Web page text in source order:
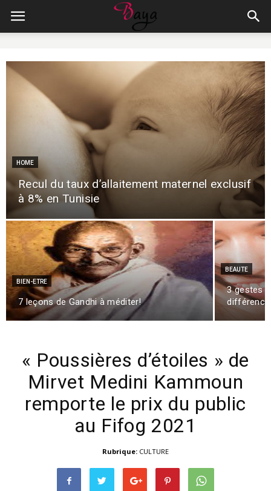
HOME
Recul du taux d’allaitement maternel exclusif
à 8% en Tunisie
BIEN-ETRE
7 leçons de Gandhi à méditer!
BEAUTE
3 gestes
différence
« Poussières d’étoiles » de
Mirvet Medini Kammoun
remporte le prix du public
au Fifog 2021
Rubrique: CULTURE